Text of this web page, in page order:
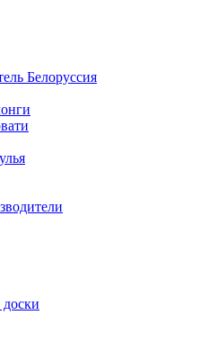
Белоруссия